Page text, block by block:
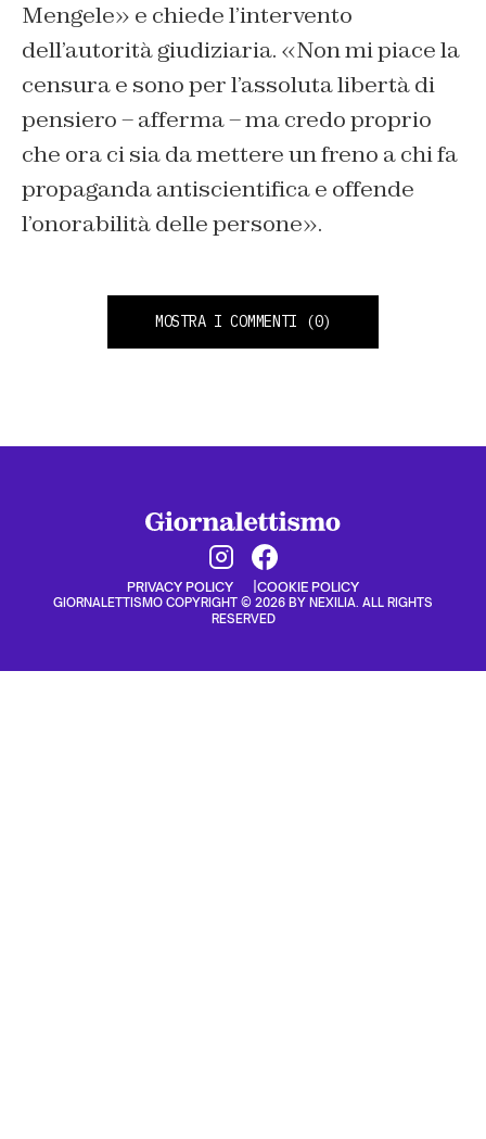
Mengele» e chiede l’intervento
dell’autorità giudiziaria. «Non mi piace la
censura e sono per l’assoluta libertà di
pensiero– afferma –ma credo proprio
che ora ci sia da mettere un freno a chi fa
propaganda antiscientifica e offende
l’onorabilità delle persone».
MOSTRA I COMMENTI (0)
PRIVACY POLICY COOKIE POLICY
GIORNALETTISMO COPYRIGHT © 2026 BY NEXILIA. ALL RIGHTS
RESERVED